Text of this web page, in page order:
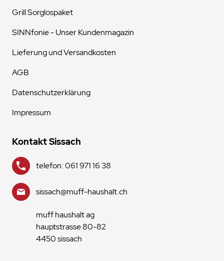
Grill Sorglospaket
SINNfonie - Unser Kundenmagazin
Lieferung und Versandkosten
AGB
Datenschutzerklärung
Impressum
Kontakt Sissach
telefon: 061 971 16 38
sissach@muff-haushalt.ch
muff haushalt ag
hauptstrasse 80-82
4450 sissach